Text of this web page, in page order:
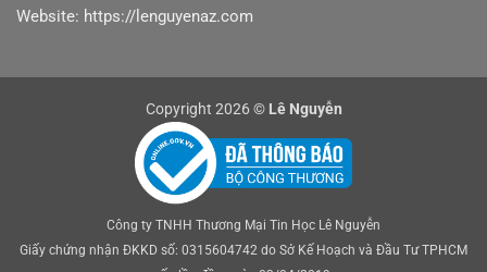
Website: https://lenguyenaz.com
Copyright 2026 © Lê Nguyễn
Công ty TNHH Thương Mại Tin Học Lê Nguyễn
Giấy chứng nhận ĐKKD số: 0315604742 do Sở Kế Hoạch và Đầu Tư TPHCM